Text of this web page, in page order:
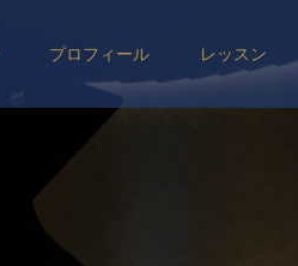
プロフィール レッスン